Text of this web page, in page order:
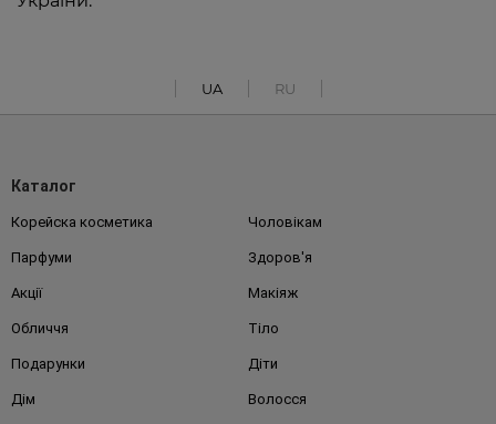
UA RU
Каталог
Корейска косметика Чоловікам
Парфуми Здоров'я
Акції Макіяж
Обличчя Тіло
Подарунки Діти
Дім Волосся